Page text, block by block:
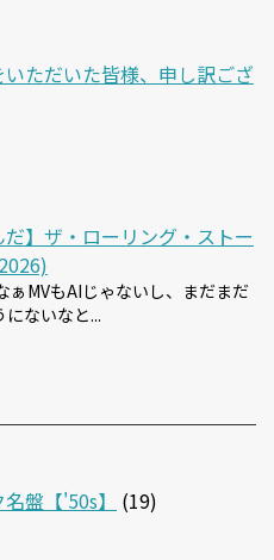
いただいた皆様、申し訳ござ
だ】ザ・ローリング・ストー
ぁMVもAIじゃないし、まだまだ
ないなと...
盤【'50s】
(19)